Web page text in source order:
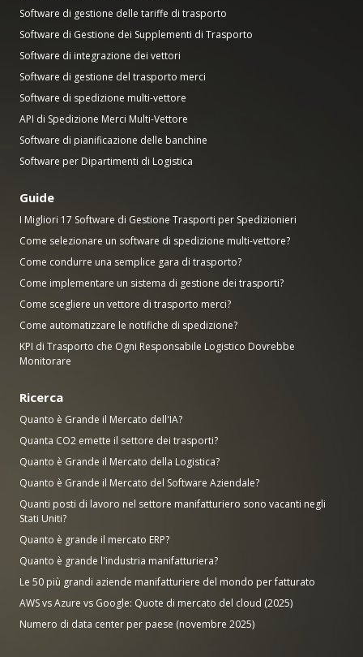
Software di gestione delle tariffe di trasporto
Software di Gestione dei Supplementi di Trasporto
Software di integrazione dei vettori
Software di gestione del trasporto merci
Software di spedizione multi-vettore
API di Spedizione Merci Multi-Vettore
Software di pianificazione delle banchine
Software per Dipartimenti di Logistica
Guide
I Migliori 17 Software di Gestione Trasporti per Spedizionieri
Come selezionare un software di spedizione multi-vettore?
Come condurre una semplice gara di trasporto?
Come implementare un sistema di gestione dei trasporti?
Come scegliere un vettore di trasporto merci?
Come automatizzare le notifiche di spedizione?
KPI di Trasporto che Ogni Responsabile Logistico Dovrebbe
Monitorare
Ricerca
Quanto è Grande il Mercato dell'IA?
Quanta CO2 emette il settore dei trasporti?
Quanto è Grande il Mercato della Logistica?
Quanto è Grande il Mercato del Software Aziendale?
Quanti posti di lavoro nel settore manifatturiero sono vacanti negli
Stati Uniti?
Quanto è grande il mercato ERP?
Quanto è grande l'industria manifatturiera?
Le 50 più grandi aziende manifatturiere del mondo per fatturato
AWS vs Azure vs Google: Quote di mercato del cloud (2025)
Numero di data center per paese (novembre 2025)